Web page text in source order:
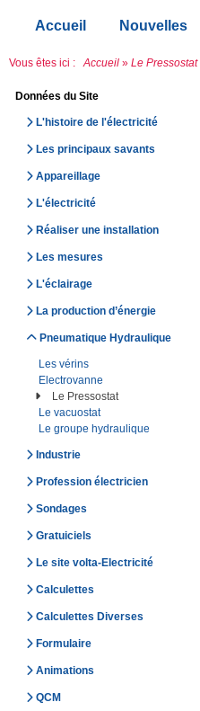
Accueil Nouvelles
Vous êtes ici : Accueil » Le Pressostat
Données du Site
L'histoire de l'électricité
Les principaux savants
Appareillage
L'électricité
Réaliser une installation
Les mesures
L'éclairage
La production d’énergie
Pneumatique Hydraulique
Les vérins
Electrovanne
Le Pressostat
Le vacuostat
Le groupe hydraulique
Industrie
Profession électricien
Sondages
Gratuiciels
Le site volta-Electricité
Calculettes
Calculettes Diverses
Formulaire
Animations
QCM